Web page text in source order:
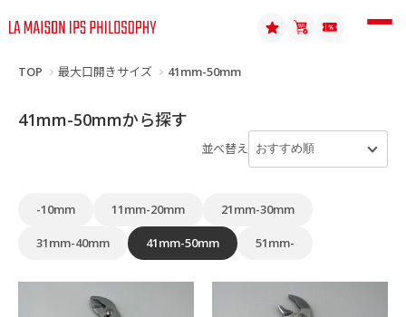
TOP 最大口開きサイズ 41mm-50mm
41mm-50mmから探す
並べ替え
-10mm 11mm-20mm 21mm-30mm
31mm-40mm 41mm-50mm 51mm-